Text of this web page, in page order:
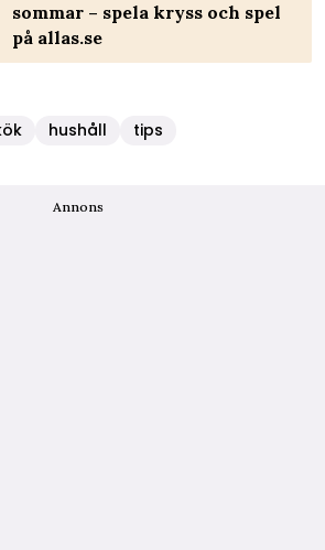
sommar – spela kryss och spel
på allas.se
hushåll tips
Annons